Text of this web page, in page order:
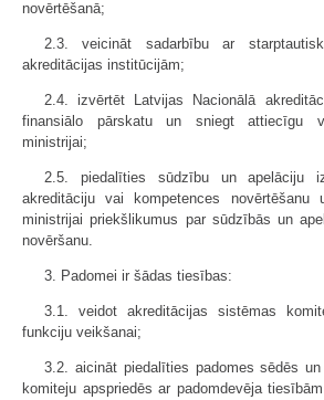
novērtēšanā;
2.3. veicināt sadarbību ar
akreditācijas institūcijām;
2.4. izvērtēt Latvijas Nacionālā
finansiālo pārskatu un sniegt attiecīgu
ministrijai;
2.5. piedalīties sūdzību un apelāciju
akreditāciju vai kompetences novērtēšanu
ministrijai priekšlikumus par sūdzībās un
novēršanu.
3. Padomei ir šādas tiesības:
3.1. veidot akreditācijas sistēmas
funkciju veikšanai;
3.2. aicināt piedalīties padomes sēdēs
komiteju apspriedēs ar padomdevēja